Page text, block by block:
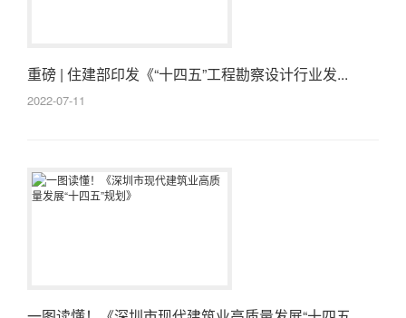
重磅 | 住建部印发《“十四五”工程勘察设计行业发...
2022-07-11